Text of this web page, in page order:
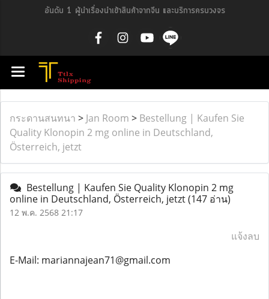
อันดับ 1 ผู้นำเรื่องนำเข้าสินค้าจากจีน และบริการครบวงจร
กระดานสนทนา > Jan Room > Bestellung | Kaufen Sie
Quality Klonopin 2 mg online in Deutschland,
Österreich, jetzt
Bestellung | Kaufen Sie Quality Klonopin 2 mg
online in Deutschland, Österreich, jetzt(147 อ่าน)
12 พ.ค. 2568 21:17
แจ้งลบ
E-Mail: mariannajean71@gmail.com